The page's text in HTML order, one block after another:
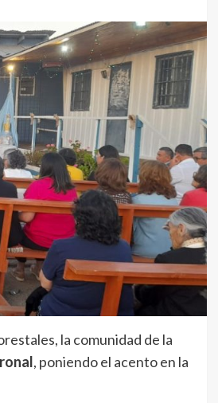
la comunidad de la
, poniendo el acento en la